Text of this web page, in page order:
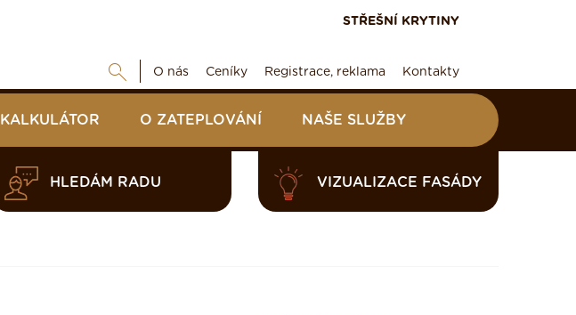
STŘEŠNÍ KRYTINY
O nás Ceníky Registrace, reklama Kontakty
KALKULÁTOR O ZATEPLOVÁNÍ NAŠE SLUŽBY
HLEDÁM RADU VIZUALIZACE FASÁDY